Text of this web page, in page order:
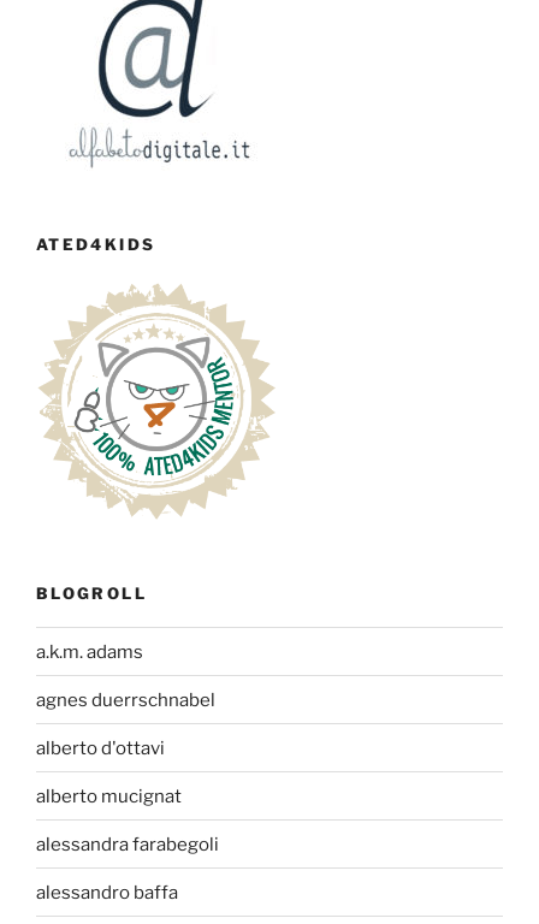
ATED4KIDS
BLOGROLL
a.k.m. adams
agnes duerrschnabel
alberto d'ottavi
alberto mucignat
alessandra farabegoli
alessandro baffa